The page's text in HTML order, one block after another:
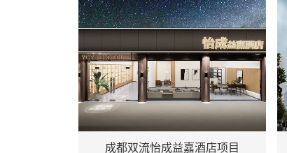
地址：成都双流
成都双流怡成益嘉酒店项目